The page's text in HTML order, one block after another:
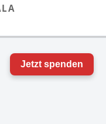
Jetzt spenden